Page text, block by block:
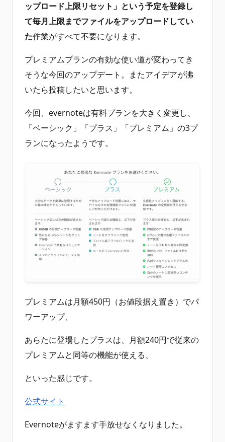
ップロード上限リセット」という予定を登録し
て毎月上限までファイルをアップロードしてい
た作業がすべて不要になります。
プレミアムプランの有効な使い道が変わってき
そうな今回のアップデート。またアイデアが沸
いたら投稿したいと思います。
今回、evernoteは有料プランを大きく変更し、
「ベーシック」「プラス」「プレミアム」の3プ
ランになったようです。
プレミアムは月額450円（お値段据え置き）でパ
ワーアップ、
あらたに登場したプラスは、月額240円で従来の
プレミアムと同等の機能が使える、
といった感じです。
公式サイト
Evernoteがますます手放せなくなりました。